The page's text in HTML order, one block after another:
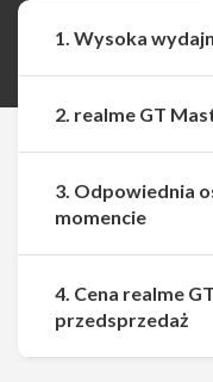
1. Wysoka
2. realme GT
3. Odpowiednia
momencie
4. Cena realme
przedsprzedaż